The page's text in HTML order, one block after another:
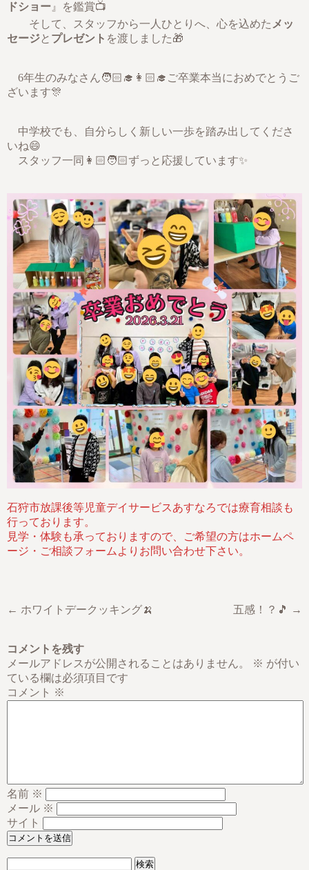
ドショー 』を鑑賞📺
そして、スタッフから一人ひとりへ、心を込めた メッ
セージと プレゼント を渡しました🎁
​ 6年生のみなさん🧑🏻‍🎓👩🏻‍🎓ご卒業本当におめでとうご
ざいます🎊
中学校でも、自分らしく新しい一歩を踏み出してくださ
いね😄
スタッフ一同👩🏻🧑🏻ずっと応援しています✨
石狩市放課後等児童デイサービスあすなろでは療育相談も
行っております。
見学・体験も承っておりますので、ご希望の方はホームペ
ージ・ご相談フォームよりお問い合わせ下さい。
← ホワイトデークッキング🍌 五感！？🎵 →
コメントを残す
メールアドレスが公開されることはありません。
※ が付い
ている欄は必須項目です
コメント ※
名前 ※
メール ※
サイト